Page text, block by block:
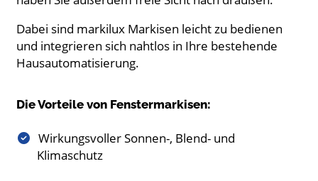
Dabei sind markilux Markisen leicht zu bedienen
und integrieren sich nahtlos in Ihre bestehende
Hausautomatisierung.
Die Vorteile von Fenstermarkisen:
Wirkungsvoller Sonnen-, Blend- und
Klimaschutz